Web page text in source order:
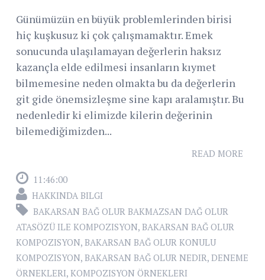
Günümüzün en büyük problemlerinden birisi
hiç kuşkusuz ki çok çalışmamaktır. Emek
sonucunda ulaşılamayan değerlerin haksız
kazançla elde edilmesi insanların kıymet
bilmemesine neden olmakta bu da değerlerin
git gide önemsizleşme sine kapı aralamıştır. Bu
nedenledir ki elimizde kilerin değerinin
bilemediğimizden...
READ MORE
11:46:00
HAKKINDA BILGI
BAKARSAN BAĞ OLUR BAKMAZSAN DAĞ OLUR
ATASÖZÜ ILE KOMPOZISYON, BAKARSAN BAĞ OLUR
KOMPOZISYON, BAKARSAN BAĞ OLUR KONULU
KOMPOZISYON, BAKARSAN BAĞ OLUR NEDIR, DENEME
ÖRNEKLERI, KOMPOZISYON ÖRNEKLERI